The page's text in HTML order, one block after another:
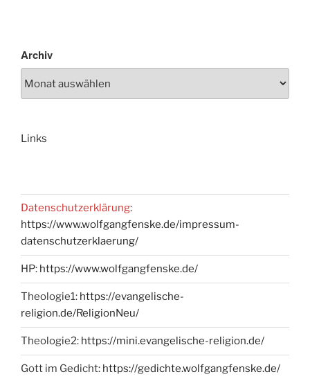
Archiv
Links
Datenschutzerklärung:
https://www.wolfgangfenske.de/impressum-
datenschutzerklaerung/
HP: https://www.wolfgangfenske.de/
Theologie1: https://evangelische-
religion.de/ReligionNeu/
Theologie2: https://mini.evangelische-religion.de/
Gott im Gedicht: https://gedichte.wolfgangfenske.de/